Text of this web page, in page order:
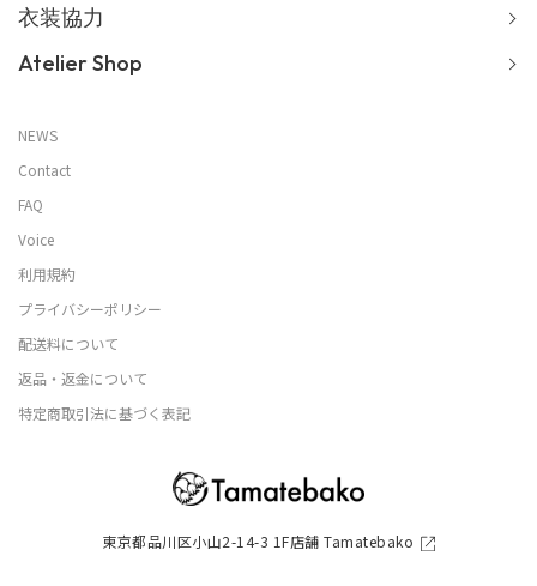
東京都品川区小山2-14-3 1F店舗 Tamatebako
衣装協力
Atelier Shop
NEWS
Contact
FAQ
Voice
利用規約
プライバシーポリシー
配送料について
返品・返金について
特定商取引法に基づく表記